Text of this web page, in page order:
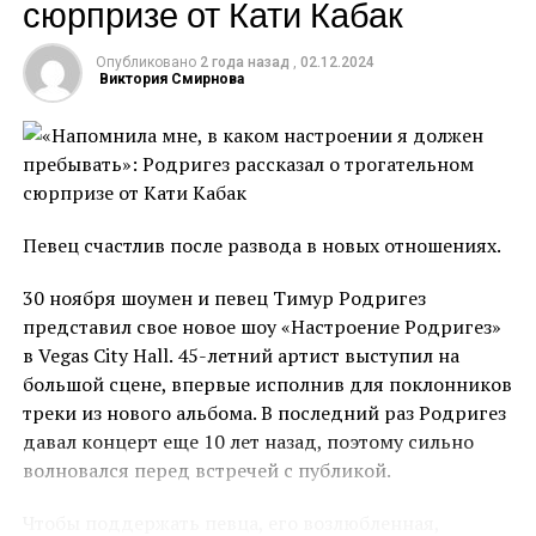
Экс-участница шоу «Сокровища императора»
призналась, что безумно хотела есть, но даже через
силу не смогла проглотить пару кусочков. Модель
стоял среди угощений. Стоит отметить, что
большую часть времени участники голодали или
питались очень маленькими порциями, поэтому
тяжёлым для Мамаевой.
К слову, участие в реалити-шоу не прошло для
Мамаевой бесследно: по возвращении домой ей
пришлось всерьёз заняться своим здоровьем. Из-за
постоянного голода, который испытывали
участники в Колумбии, у Аланы развилось пищевое
расстройство. Вернувшись к своей обычной жизни,
она никак не могла отделаться от мысли, что еды
сюрпризе от Кати Кабак
Опубликовано 2 года назад , 02.12.2024
Виктория Смирнова
Певец счастлив после развода в новых отношениях.
30 ноября шоумен и певец Тимур Родригез
представил свое новое шоу «Настроение Родригез»
в Vegas City Hall. 45-летний артист выступил на
большой сцене, впервые исполнив для поклонников
треки из нового альбома. В последний раз Родригез
давал концерт еще 10 лет назад, поэтому сильно
волновался перед встречей с публикой.